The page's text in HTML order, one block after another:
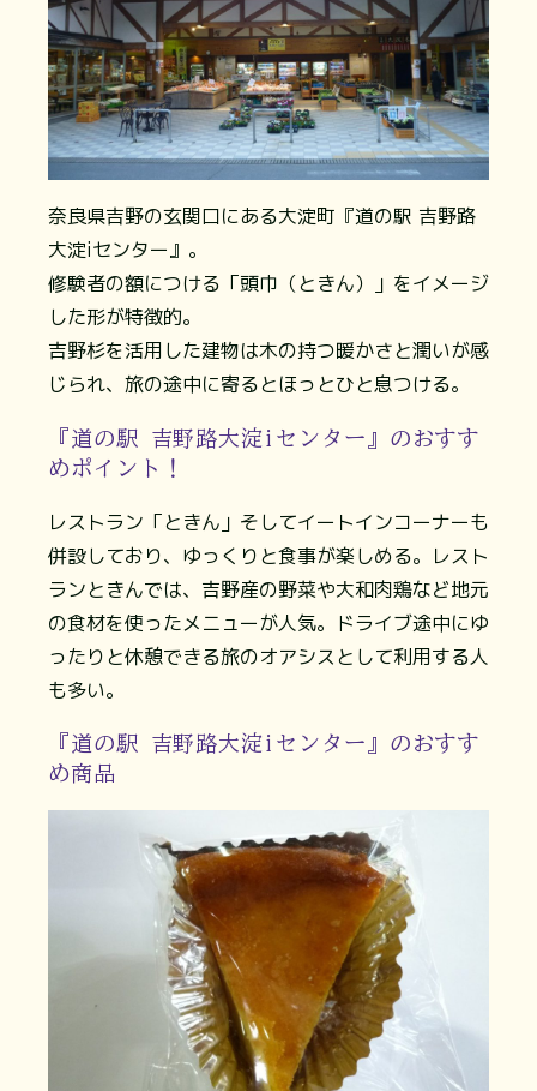
奈良県吉野の玄関口にある大淀町『道の駅 吉野路
大淀iセンター』。
修験者の額につける「頭巾（ときん）」をイメージ
した形が特徴的。
吉野杉を活用した建物は木の持つ暖かさと潤いが感
じられ、旅の途中に寄るとほっとひと息つける。
『道の駅 吉野路大淀iセンター』のおすす
めポイント！
レストラン「ときん」そしてイートインコーナーも
併設しており、ゆっくりと食事が楽しめる。レスト
ランときんでは、吉野産の野菜や大和肉鶏など地元
の食材を使ったメニューが人気。ドライブ途中にゆ
ったりと休憩できる旅のオアシスとして利用する人
も多い。
『道の駅 吉野路大淀iセンター』のおすす
め商品